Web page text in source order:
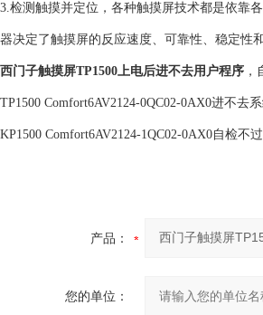
3.检测触摸并定位，各种触摸屏技术都是依靠
器决定了触摸屏的反应速度、可靠性、稳定性和
西门子触摸屏TP1500上电后进不去用户程序
TP1500 Comfort6AV2124-0QC02-0AX0进不去
KP1500 Comfort6AV2124-1QC02-0AX0自检不
产品：
您的单位：